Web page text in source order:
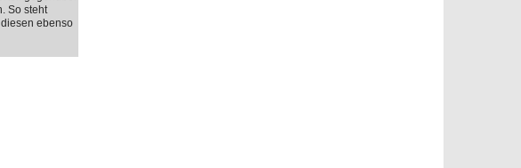
So steht
ebenso